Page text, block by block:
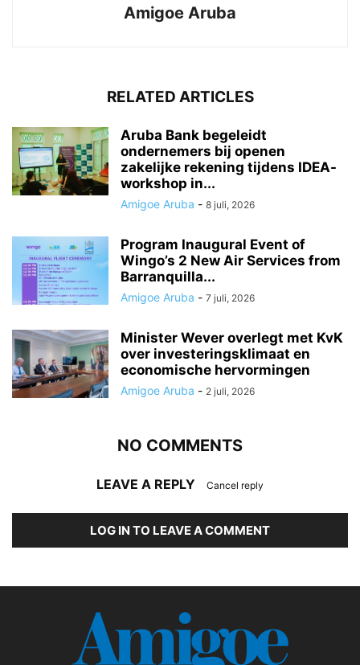
Amigoe Aruba
RELATED ARTICLES
Aruba Bank begeleidt
ondernemers bij openen
zakelijke rekening tijdens IDEA-
workshop in...
Amigoe Aruba - 8 juli, 2026
Program Inaugural Event of
Wingo’s 2 New Air Services from
Barranquilla...
Amigoe Aruba - 7 juli, 2026
Minister Wever overlegt met KvK
over investeringsklimaat en
economische hervormingen
Amigoe Aruba - 2 juli, 2026
NO COMMENTS
LEAVE A REPLY Cancel reply
LOG IN TO LEAVE A COMMENT